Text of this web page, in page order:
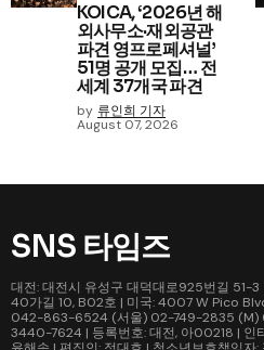
KOICA, ‘2026년 해
외사무소·재외공관
파견 영프로페셔널’
51명 공개 모집… 전
세계 37개국 파견
by 류인희 기자
August 07, 2026
SNS 타임즈
대전: 대전시 유성구 대덕대로925번길 51-3
40가길 10, B02호 | 미국: 4007 W Pico
042-863-6524 (서울) 02-749-2835 (M)
3440-7624 | 등록번호: 대전, 아00218 | 인